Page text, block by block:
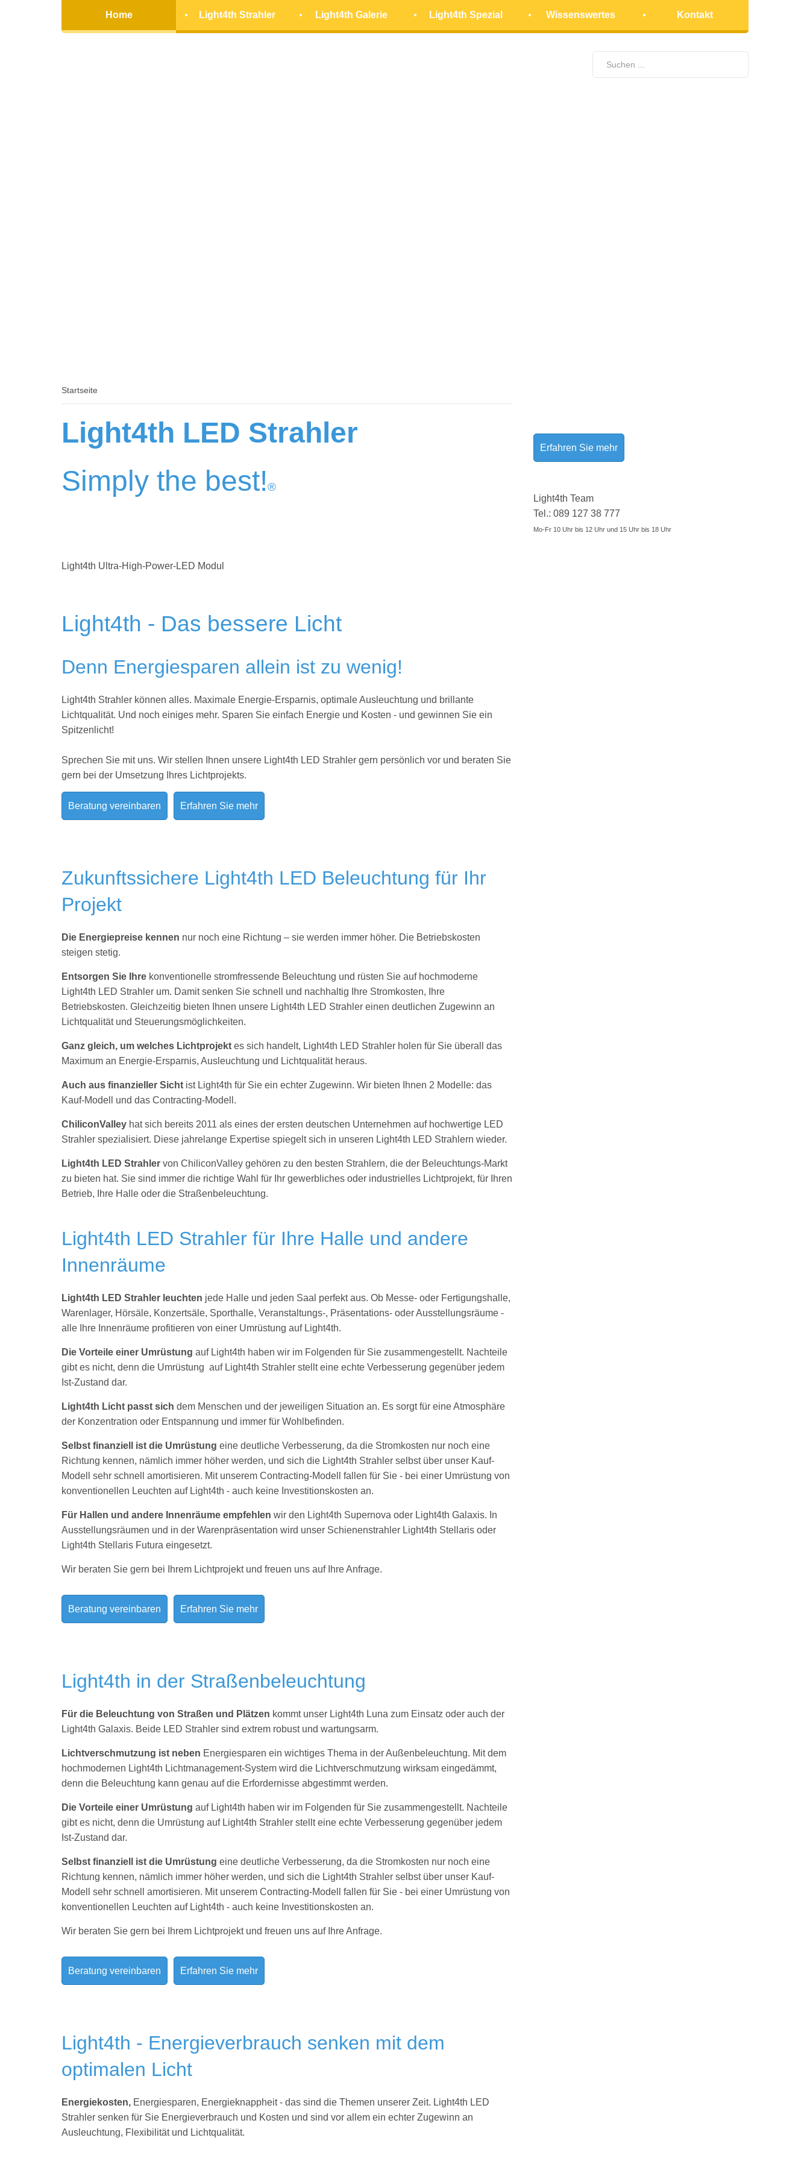
Home Light4th Strahler Light4th Galerie Light4th Spezial Wissenswertes Kontakt
Startseite
Light4th LED Strahler
Simply the best!®
Light4th Ultra-High-Power-LED Modul
Light4th - Das bessere Licht
Denn Energiesparen allein ist zu wenig!
Light4th Strahler können alles. Maximale Energie-Ersparnis, optimale Ausleuchtung und brillante
Lichtqualität. Und noch einiges mehr. Sparen Sie einfach Energie und Kosten - und gewinnen Sie ein
Spitzenlicht!
Sprechen Sie mit uns. Wir stellen Ihnen unsere Light4th LED Strahler gern persönlich vor und beraten Sie
gern bei der Umsetzung Ihres Lichtprojekts.
Beratung vereinbaren Erfahren Sie mehr
Zukunftssichere Light4th LED Beleuchtung für Ihr
Projekt
Die Energiepreise kennen nur noch eine Richtung – sie werden immer höher. Die Betriebskosten
steigen stetig.
Entsorgen Sie Ihre konventionelle stromfressende Beleuchtung und rüsten Sie auf hochmoderne
Light4th LED Strahler um. Damit senken Sie schnell und nachhaltig Ihre Stromkosten, Ihre
Betriebskosten. Gleichzeitig bieten Ihnen unsere Light4th LED Strahler einen deutlichen Zugewinn an
Lichtqualität und Steuerungsmöglichkeiten.
Ganz gleich, um welches Lichtprojekt es sich handelt, Light4th LED Strahler holen für Sie überall das
Maximum an Energie-Ersparnis, Ausleuchtung und Lichtqualität heraus.
Auch aus finanzieller Sicht ist Light4th für Sie ein echter Zugewinn. Wir bieten Ihnen 2 Modelle: das
Kauf-Modell und das Contracting-Modell.
ChiliconValley hat sich bereits 2011 als eines der ersten deutschen Unternehmen auf hochwertige LED
Strahler spezialisiert. Diese jahrelange Expertise spiegelt sich in unseren Light4th LED Strahlern wieder.
Light4th LED Strahler von ChiliconValley gehören zu den besten Strahlern, die der Beleuchtungs-Markt
zu bieten hat. Sie sind immer die richtige Wahl für Ihr gewerbliches oder industrielles Lichtprojekt, für Ihren
Betrieb, Ihre Halle oder die Straßenbeleuchtung.
Light4th LED Strahler für Ihre Halle und andere
Innenräume
Light4th LED Strahler leuchten jede Halle und jeden Saal perfekt aus. Ob Messe- oder Fertigungshalle,
Warenlager, Hörsäle, Konzertsäle, Sporthalle, Veranstaltungs-, Präsentations- oder Ausstellungsräume -
alle Ihre Innenräume profitieren von einer Umrüstung auf Light4th.
Die Vorteile einer Umrüstung auf Light4th haben wir im Folgenden für Sie zusammengestellt. Nachteile
gibt es nicht, denn die Umrüstung auf Light4th Strahler stellt eine echte Verbesserung gegenüber jedem
Ist-Zustand dar.
Light4th Licht passt sich dem Menschen und der jeweiligen Situation an. Es sorgt für eine Atmosphäre
der Konzentration oder Entspannung und immer für Wohlbefinden.
Selbst finanziell ist die Umrüstung eine deutliche Verbesserung, da die Stromkosten nur noch eine
Richtung kennen, nämlich immer höher werden, und sich die Light4th Strahler selbst über unser Kauf-
Modell sehr schnell amortisieren. Mit unserem Contracting-Modell fallen für Sie - bei einer Umrüstung von
konventionellen Leuchten auf Light4th - auch keine Investitionskosten an.
Für Hallen und andere Innenräume empfehlen wir den Light4th Supernova oder Light4th Galaxis. In
Ausstellungsräumen und in der Warenpräsentation wird unser Schienenstrahler Light4th Stellaris oder
Light4th Stellaris Futura eingesetzt.
Wir beraten Sie gern bei Ihrem Lichtprojekt und freuen uns auf Ihre Anfrage.
Beratung vereinbaren Erfahren Sie mehr
Light4th in der Straßenbeleuchtung
Für die Beleuchtung von Straßen und Plätzen kommt unser Light4th Luna zum Einsatz oder auch der
Light4th Galaxis. Beide LED Strahler sind extrem robust und wartungsarm.
Lichtverschmutzung ist neben Energiesparen ein wichtiges Thema in der Außenbeleuchtung. Mit dem
hochmodernen Light4th Lichtmanagement-System wird die Lichtverschmutzung wirksam eingedämmt,
denn die Beleuchtung kann genau auf die Erfordernisse abgestimmt werden.
Die Vorteile einer Umrüstung auf Light4th haben wir im Folgenden für Sie zusammengestellt. Nachteile
gibt es nicht, denn die Umrüstung auf Light4th Strahler stellt eine echte Verbesserung gegenüber jedem
Ist-Zustand dar.
Selbst finanziell ist die Umrüstung eine deutliche Verbesserung, da die Stromkosten nur noch eine
Richtung kennen, nämlich immer höher werden, und sich die Light4th Strahler selbst über unser Kauf-
Modell sehr schnell amortisieren. Mit unserem Contracting-Modell fallen für Sie - bei einer Umrüstung von
konventionellen Leuchten auf Light4th - auch keine Investitionskosten an.
Wir beraten Sie gern bei Ihrem Lichtprojekt und freuen uns auf Ihre Anfrage.
Beratung vereinbaren Erfahren Sie mehr
Light4th - Energieverbrauch senken mit dem
optimalen Licht
Energiekosten, Energiesparen, Energieknappheit - das sind die Themen unserer Zeit. Light4th LED
Strahler senken für Sie Energieverbrauch und Kosten und sind vor allem ein echter Zugewinn an
Ausleuchtung, Flexibilität und Lichtqualität.
Erfahren Sie mehr
Light4th Team
Tel.: 089 127 38 777
Mo-Fr 10 Uhr bis 12 Uhr und 15 Uhr bis 18 Uhr